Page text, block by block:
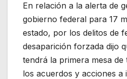
En relación a la alerta de
gobierno federal para 17
estado, por los delitos de
desaparición forzada dijo
tendrá la primera mesa
los acuerdos y acciones a